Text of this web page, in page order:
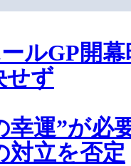
ルGP開幕
せず
幸運”が必
対立を否定